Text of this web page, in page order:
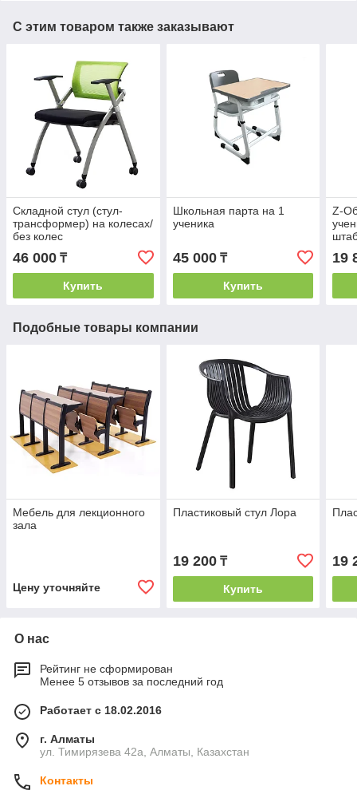
С этим товаром также заказывают
Складной стул (стул-
трансформер) на колесах/
без колес
46 000 ₸
Купить
Школьная парта на 1
ученика
45 000₸
Купить
Z-
19
Подобные товары компании
Мебель для лекционного
зала
Цену уточняйте
Пластиковый стул Лора
19 200₸
Купить
19
О нас
Рейтинг не сформирован
Менее 5 отзывов за последний год
Работает с 18.02.2016
г. Алматы
ул. Тимирязева 42а, Алматы, Казахстан
Контакты